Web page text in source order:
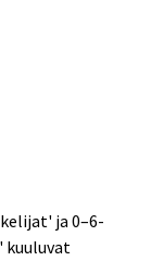
ja 0–6-
kuuluvat